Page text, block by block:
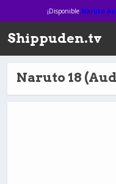
¡Disponible Naruto
Shippuden.tv
Naruto 18